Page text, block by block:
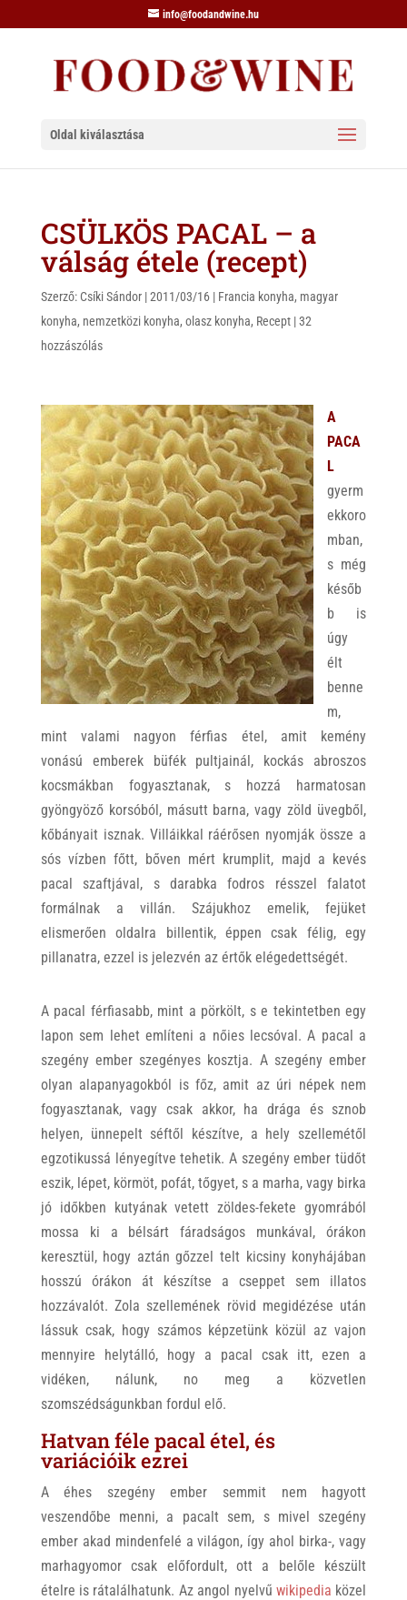
info@foodandwine.hu
Oldal kiválasztása
CSÜLKÖS PACAL – a
válság étele (recept)
Szerző: Csíki Sándor|2011/03/16| Francia konyha, magyar
konyha, nemzetközi konyha, olasz konyha, Recept|32
hozzászólás
A
PACA
L
gyerm
ekkoro
mban,
s még
későb
b is
úgy
élt
benne
m,
mint valami nagyon férfias étel, amit kemény
vonású emberek büfék pultjainál, kockás abroszos
kocsmákban fogyasztanak, s hozzá harmatosan
gyöngyöző korsóból, másutt barna, vagy zöld üvegből,
kőbányait isznak. Villáikkal ráérősen nyomják össze a
sós vízben főtt, bőven mért krumplit, majd a kevés
pacal szaftjával, s darabka fodros résszel falatot
formálnak a villán. Szájukhoz emelik, fejüket
elismerően oldalra billentik, éppen csak félig, egy
pillanatra, ezzel is jelezvén az értők elégedettségét.
A pacal férfiasabb, mint a pörkölt, s e tekintetben egy
lapon sem lehet említeni a nőies lecsóval. A pacal a
szegény ember szegényes kosztja. A szegény ember
olyan alapanyagokból is főz, amit az úri népek nem
fogyasztanak, vagy csak akkor, ha drága és sznob
helyen, ünnepelt séftől készítve, a hely szellemétől
egzotikussá lényegítve tehetik. A szegény ember tüdőt
eszik, lépet, körmöt, pofát, tőgyet, s a marha, vagy birka
jó időkben kutyának vetett zöldes-fekete gyomrából
mossa ki a bélsárt fáradságos munkával, órákon
keresztül, hogy aztán gőzzel telt kicsiny konyhájában
hosszú órákon át készítse a cseppet sem illatos
hozzávalót. Zola szellemének rövid megidézése után
lássuk csak, hogy számos képzetünk közül az vajon
mennyire helytálló, hogy a pacal csak itt, ezen a
vidéken, nálunk, no meg a közvetlen
szomszédságunkban fordul elő.
Hatvan féle pacal étel, és
variációik ezrei
A éhes szegény ember semmit nem hagyott
veszendőbe menni, a pacalt sem, s mivel szegény
ember akad mindenfelé a világon, így ahol birka-, vagy
marhagyomor csak előfordult, ott a belőle készült
ételre is rátalálhatunk. Az angol nyelvű wikipedia közel